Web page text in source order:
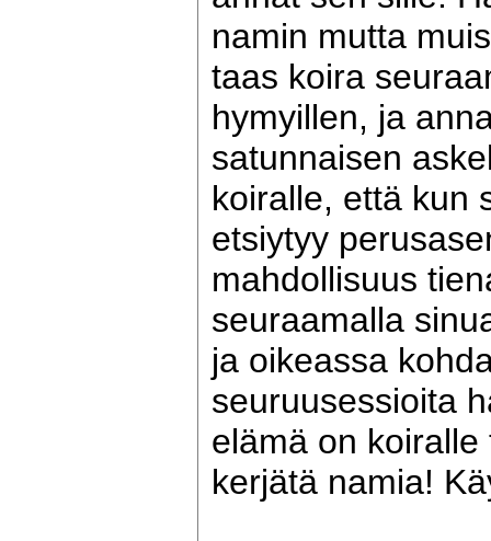
namin mutta
taas koira
hymyillen, ja
satunnaisen
koiralle, että kun
etsiytyy
mahdollisuus
seuraamalla
ja oikeassa
seuruusessioita
elämä on
kerjätä namia!